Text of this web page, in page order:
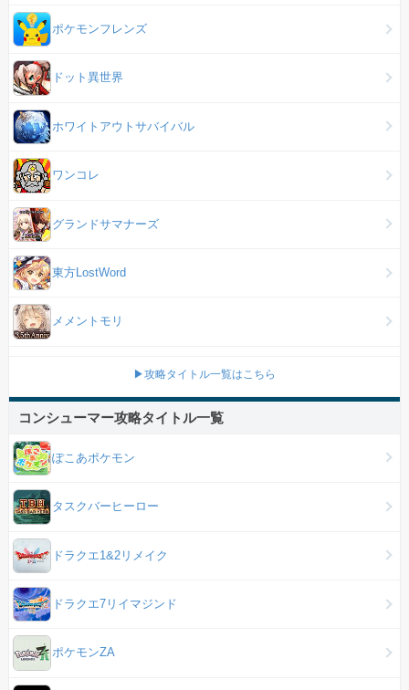
ポケモンフレンズ
ドット異世界
ホワイトアウトサバイバル
ワンコレ
グランドサマナーズ
東方LostWord
メメントモリ
▶攻略タイトル一覧はこちら
コンシューマー攻略タイトル一覧
ぽこあポケモン
タスクバーヒーロー
ドラクエ1&2リメイク
ドラクエ7リイマジンド
ポケモンZA